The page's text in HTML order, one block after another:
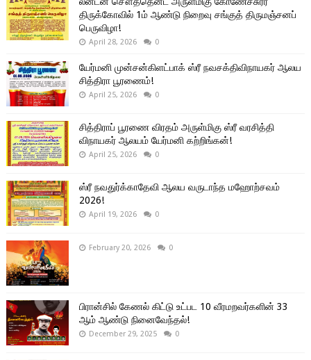
திருக்கோவில் 1ம் ஆண்டு நிறைவு சங்குத் திருமஞ்சனப்
பெருவிழா!
April 28, 2026 0
யேர்மனி முன்சன்கிளட்பாக் ஸ்ரீ நவசக்திவிநாயகர் ஆலய
சித்திரா பூரணைம்!
April 25, 2026 0
சித்திராப் பூரணை விரதம் அருள்மிகு ஸ்ரீ வரசித்தி
விநாயகர் ஆலயம் யேர்மனி கற்றிங்கன்!
April 25, 2026 0
ஸ்ரீ நவதுர்க்காதேவி ஆலய வருடாந்த மஹோற்சவம்
2026!
April 19, 2026 0
February 20, 2026 0
பிரான்சில் கேணல் கிட்டு உட்பட 10 வீரமறவர்களின் 33
ஆம் ஆண்டு நினைவேந்தல்!
December 29, 2025 0